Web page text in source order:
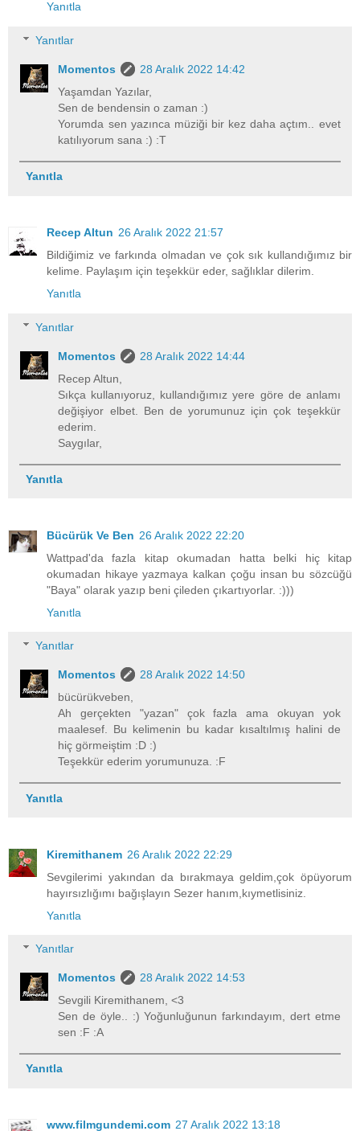
Yanıtla
Yanıtlar
Momentos
28 Aralık 2022 14:42
Yaşamdan Yazılar,
Sen de bendensin o zaman :)
Yorumda sen yazınca müziği bir kez daha açtım.. evet
katılıyorum sana :) :T
Yanıtla
Recep Altun 26 Aralık 2022 21:57
Bildiğimiz ve farkında olmadan ve çok sık kullandığımız bir
kelime. Paylaşım için teşekkür eder, sağlıklar dilerim.
Yanıtla
Yanıtlar
Momentos
28 Aralık 2022 14:44
Recep Altun,
Sıkça kullanıyoruz, kullandığımız yere göre de anlamı
değişiyor elbet. Ben de yorumunuz için çok teşekkür
ederim.
Saygılar,
Yanıtla
Bücürük Ve Ben 26 Aralık 2022 22:20
Wattpad'da fazla kitap okumadan hatta belki hiç kitap
okumadan hikaye yazmaya kalkan çoğu insan bu sözcüğü
"Baya" olarak yazıp beni çileden çıkartıyorlar. :)))
Yanıtla
Yanıtlar
Momentos
28 Aralık 2022 14:50
bücürükveben,
Ah gerçekten "yazan" çok fazla ama okuyan yok
maalesef. Bu kelimenin bu kadar kısaltılmış halini de
hiç görmeiştim :D :)
Teşekkür ederim yorumunuza. :F
Yanıtla
Kiremithanem 26 Aralık 2022 22:29
Sevgilerimi yakından da bırakmaya geldim,çok öpüyorum
hayırsızlığımı bağışlayın Sezer hanım,kıymetlisiniz.
Yanıtla
Yanıtlar
Momentos
28 Aralık 2022 14:53
Sevgili Kiremithanem, <3
Sen de öyle.. :) Yoğunluğunun farkındayım, dert etme
sen :F :A
Yanıtla
www.filmgundemi.com 27 Aralık 2022 13:18